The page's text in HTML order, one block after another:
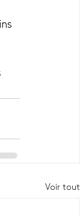
Voir tout